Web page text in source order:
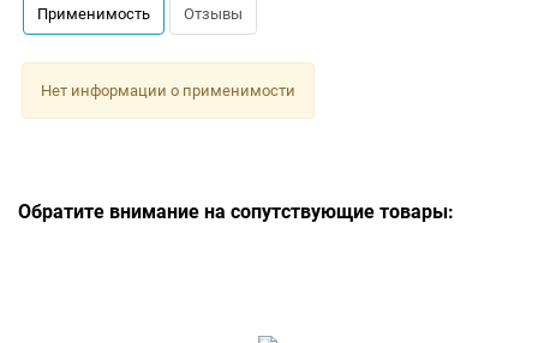
Применимость Отзывы
Нет информации о применимости
Обратите внимание на сопутствующие товары: